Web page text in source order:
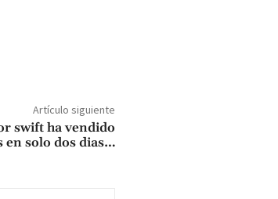
Artículo siguiente
swift ha vendido
en solo dos dias…